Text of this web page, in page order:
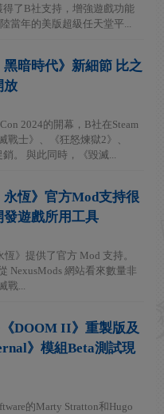
得了B社支持，增強遊戲功能
當年的美版超級任天堂平...
黑暗時代》新細節 比之
放
2024的開幕，B社在Steam
戰士》、《狂怒煉獄2》、
。 與此同時，《毀滅...
永恆》官方Mod支持很
遊戲所用工具
》提供了官方 Mod 支持。
NexusMods 網站看來數量非
...
《DOOM II》重製版及
》模組Beta測試現
的Marty Stratton和Hugo